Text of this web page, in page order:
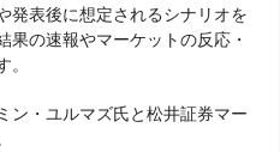
発表後に想定されるシナリオを
果の速報やマーケットの反応・
。
ン・ユルマズ氏と松井証券マー